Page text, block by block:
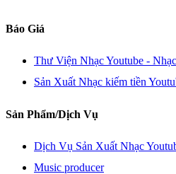
Báo Giá
Thư Viện Nhạc Youtube -
Sản Xuất Nhạc kiếm tiền
Sản Phẩm/Dịch Vụ
Dịch Vụ Sản Xuất Nhạc
Music producer